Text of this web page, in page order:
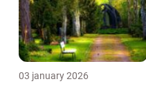
03 january 2026